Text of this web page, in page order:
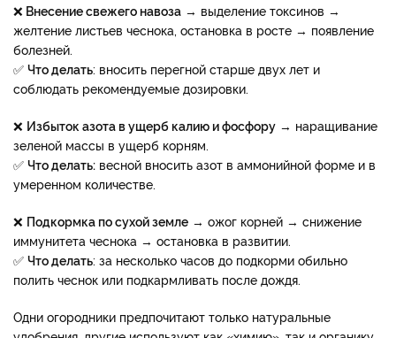
❌ Внесение свежего навоза → выделение токсинов →
желтение листьев чеснока, остановка в росте → появление
болезней.
✅ Что делать: вносить перегной старше двух лет и
соблюдать рекомендуемые дозировки.
❌ Избыток азота в ущерб калию и фосфору → наращивание
зеленой массы в ущерб корням.
✅ Что делать: весной вносить азот в аммонийной форме и в
умеренном количестве.
❌ Подкормка по сухой земле → ожог корней → снижение
иммунитета чеснока → остановка в развитии.
✅ Что делать: за несколько часов до подкорми обильно
полить чеснок или подкармливать после дождя.
Одни огородники предпочитают только натуральные